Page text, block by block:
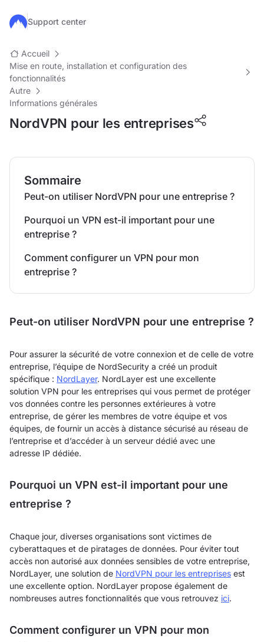
Passer au contenu principal
Support center
Accueil
Mise en route, installation et configuration des
fonctionnalités
Autre
Informations générales
NordVPN pour les entreprises
Sommaire
Peut-on utiliser NordVPN pour une entreprise ?
Pourquoi un VPN est-il important pour une
entreprise ?
Comment configurer un VPN pour mon
entreprise ?
Peut-on utiliser NordVPN pour une entreprise ?
Pour assurer la sécurité de votre connexion et de celle de votre
entreprise, l’équipe de NordSecurity a créé un produit
spécifique : NordLayer. NordLayer est une excellente
solution VPN pour les entreprises qui vous permet de protéger
vos données contre les personnes extérieures à votre
entreprise, de gérer les membres de votre équipe et vos
équipes, de fournir un accès à distance sécurisé au réseau de
l’entreprise et d’accéder à un serveur dédié avec une
adresse IP dédiée.
Pourquoi un VPN est-il important pour une
entreprise ?
Chaque jour, diverses organisations sont victimes de
cyberattaques et de piratages de données. Pour éviter tout
accès non autorisé aux données sensibles de votre entreprise,
NordLayer, une solution de NordVPN pour les entreprises est
une excellente option. NordLayer propose également de
nombreuses autres fonctionnalités que vous retrouvez ici.
Comment configurer un VPN pour mon